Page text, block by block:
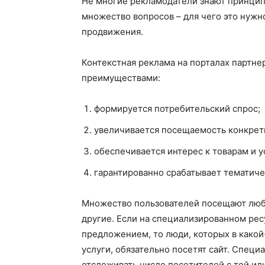
множество вопросов – для чего это
продвижения.
Контекстная реклама на порталах
преимуществами:
формируется потребительский спрос;
увеличивается посещаемость
обеспечивается интерес к товарам и
гарантированно срабатывает
Множество пользователей посещают
другие. Если на специализированном
предложением, то люди, которых в
услуги, обязательно посетят сайт.